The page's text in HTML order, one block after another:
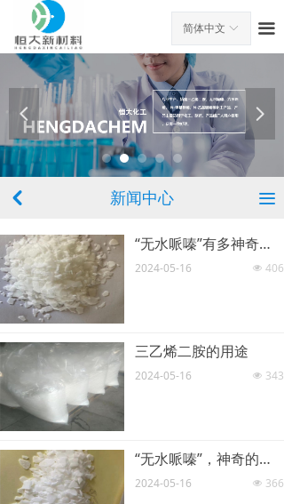
끀
首页
关于我们
产品中心
新闻中心
工厂环境
联系我们
ꀅ
简体中文
넳 넲
新闻中心
낒 끀
“无水哌嗪”有多神奇？高价值用途广泛
넶 406
2024-05-16
三乙烯二胺的用途
넶 343
2024-05-16
“无水哌嗪”，神奇的有机化合物，用途广泛、价值高还有点危险
넶 366
2024-05-16